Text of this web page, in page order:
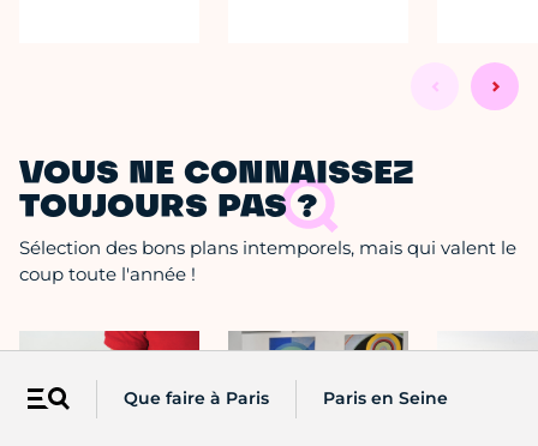
Menu Que faire à Paris Paris en Seine
VOUS NE CONNAISSEZ
TOUJOURS PAS ?
Sélection des bons plans intemporels, mais qui valent le
coup toute l'année !